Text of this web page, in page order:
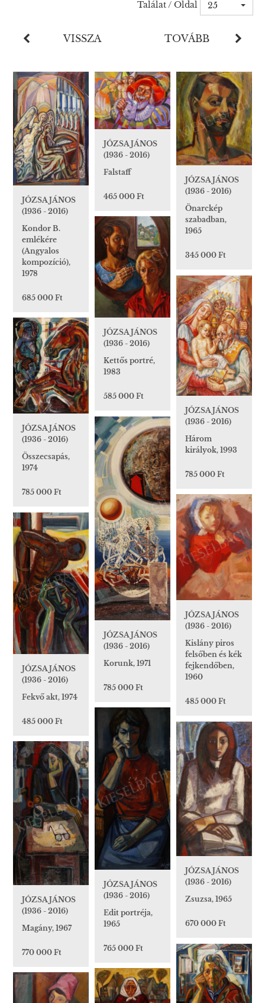
Találat / Oldal 25
VISSZA TOVÁBB
JÓZSA JÁNOS
(1936 - 2016)
Kondor B.
emlékére
(Angyalos
kompozíció),
1978
685 000 Ft
JÓZSA JÁNOS
(1936 - 2016)
Falstaff
465 000 Ft
JÓZSA JÁNOS
(1936 - 2016)
Önarckép
szabadban,
1965
345 000 Ft
JÓZSA JÁNOS
(1936 - 2016)
Kettős portré,
1983
585 000 Ft
JÓZSA JÁNOS
(1936 - 2016)
Három
királyok, 1993
785 000 Ft
JÓZSA JÁNOS
(1936 - 2016)
Összecsapás,
1974
785 000 Ft
JÓZSA JÁNOS
(1936 - 2016)
Korunk, 1971
785 000 Ft
JÓZSA JÁNOS
(1936 - 2016)
Kislány piros
felsőben és kék
fejkendőben,
1960
485 000 Ft
JÓZSA JÁNOS
(1936 - 2016)
Fekvő akt, 1974
485 000 Ft
JÓZSA JÁNOS
(1936 - 2016)
Edit portréja,
1965
765 000 Ft
JÓZSA JÁNOS
(1936 - 2016)
Zsuzsa, 1965
670 000 Ft
JÓZSA JÁNOS
(1936 - 2016)
Magány, 1967
770 000 Ft